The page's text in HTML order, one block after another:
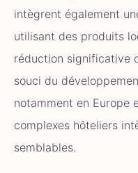
intègrent également
utilisant des produits
réduction significative
souci du
notamment en Europe
complexes hôteliers
semblables.